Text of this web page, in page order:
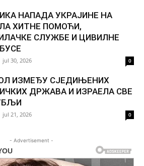
НАПАДА УКРАЈИНЕ НА
ХИТНЕ ПОМОЋИ,
СЛУЖБЕ И ЦИВИЛНЕ
jul 30, 2026 0
ИЗМЕЂУ СЈЕДИЊЕНИХ
ДРЖАВА И ИЗРАЕЛА СВЕ
jul 21, 2026 0
- Advertisement -